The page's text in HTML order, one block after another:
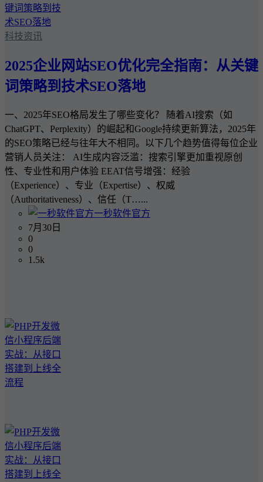
科技资讯
2025企业网站SEO优化完全指南：从关键
词策略到技术SEO落地
一、2025年SEO格局发生了哪些变化？ 随着AI搜索（如
ChatGPT、Perplexity）的崛起和Google持续更新算法，2025年
的SEO策略已经与往年大不相同。以下几个趋势值得每位企业
营销人员关注： AI生成内容泛滥：搜索引擎更加重视原创
性、专业性和用户体验 EEAT信号增强：经验
（Experience）、专业（Expertise）、权威
（Authoritativeness）、信任（T…...
一秒软件官方
7月30日
0
0
1.5k